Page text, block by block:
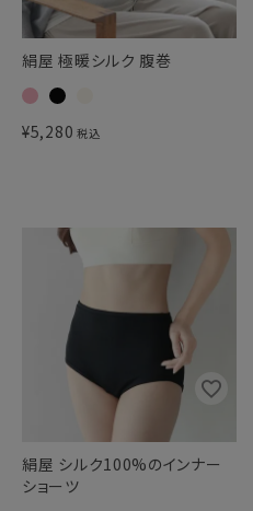
絹屋 極暖シルク 腹巻
¥5,280 税込
絹屋 シルク100%のインナー
ショーツ